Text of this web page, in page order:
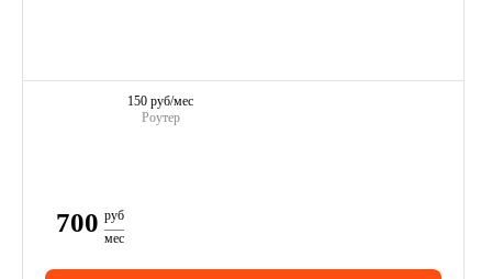
Роутер
150 руб/мес
700 руб
мес